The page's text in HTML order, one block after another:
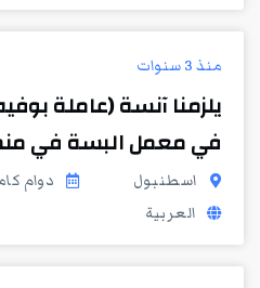
منذ 3 سنوات
يلزمنا آنسة (عاملة
في معمل البسة في
اسطنبول
دوام
العربية